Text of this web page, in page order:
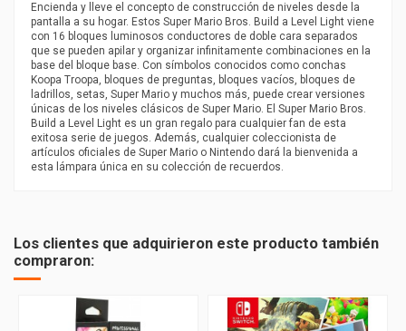
Encienda y lleve el concepto de construcción de niveles desde la
pantalla a su hogar. Estos Super Mario Bros. Build a Level Light viene
con 16 bloques luminosos conductores de doble cara separados
que se pueden apilar y organizar infinitamente combinaciones en la
base del bloque base. Con símbolos conocidos como conchas
Koopa Troopa, bloques de preguntas, bloques vacíos, bloques de
ladrillos, setas, Super Mario y muchos más, puede crear versiones
únicas de los niveles clásicos de Super Mario. El Super Mario Bros.
Build a Level Light es un gran regalo para cualquier fan de esta
exitosa serie de juegos. Además, cualquier coleccionista de
artículos oficiales de Super Mario o Nintendo dará la bienvenida a
esta lámpara única en su colección de recuerdos.
Los clientes que adquirieron este producto también
compraron: